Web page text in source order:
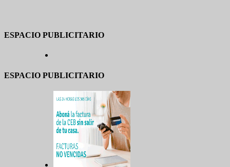
ESPACIO PUBLICITARIO
ESPACIO PUBLICITARIO